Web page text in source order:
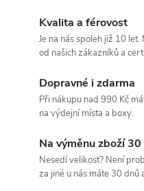
Kvalita a férovost
Je na nás spoleh již 10
od našich zákazníků a
Dopravné i zdarma
Při nákupu nad 990 Kč
na výdejní místa a boxy.
Na výměnu zboží
Nesedí velikost? Není
za jiné u nás máte 30 dnů